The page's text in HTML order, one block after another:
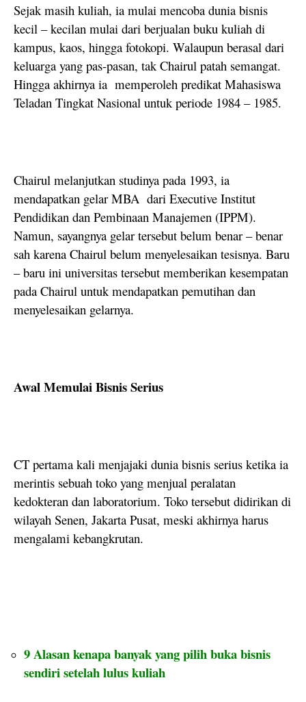
Sejak masih kuliah, ia mulai mencoba dunia bisnis
kecil – kecilan mulai dari berjualan buku kuliah di
kampus, kaos, hingga fotokopi. Walaupun berasal dari
keluarga yang pas-pasan, tak Chairul patah semangat.
Hingga akhirnya ia memperoleh predikat Mahasiswa
Teladan Tingkat Nasional untuk periode 1984 – 1985.
Chairul melanjutkan studinya pada 1993, ia
mendapatkan gelar MBA dari Executive Institut
Pendidikan dan Pembinaan Manajemen (IPPM).
Namun, sayangnya gelar tersebut belum benar – benar
sah karena Chairul belum menyelesaikan tesisnya. Baru
– baru ini universitas tersebut memberikan kesempatan
pada Chairul untuk mendapatkan pemutihan dan
menyelesaikan gelarnya.
Awal Memulai Bisnis Serius
CT pertama kali menjajaki dunia bisnis serius ketika ia
merintis sebuah toko yang menjual peralatan
kedokteran dan laboratorium. Toko tersebut didirikan di
wilayah Senen, Jakarta Pusat, meski akhirnya harus
mengalami kebangkrutan.
9 Alasan kenapa banyak yang pilih buka bisnis
sendiri setelah lulus kuliah